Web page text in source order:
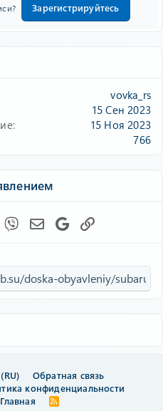
Зарегистрируйтесь
vovka_rs
15 Сен 2023
15 Ноя 2023
766
Telegram
Viber Электронная почта
Google
Обратная связь
конфиденциальности
Главная
R